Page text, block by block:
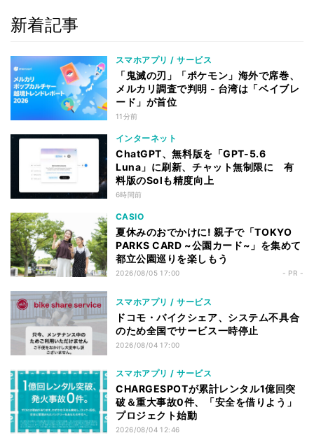
新着記事
スマホアプリ / サービス
「鬼滅の刃」「ポケモン」海外で席巻、
メルカリ調査で判明 - 台湾は「ベイブレ
ード」が首位
11分前
インターネット
ChatGPT、無料版を「GPT-5.6
Luna」に刷新、チャット無制限に 有
料版のSolも精度向上
6時間前
CASIO
夏休みのおでかけに! 親子で「TOKYO
PARKS CARD ~公園カード~」を集めて
都立公園巡りを楽しもう
2026/08/05 17:00 - PR -
スマホアプリ / サービス
ドコモ・バイクシェア、システム不具合
のため全国でサービス一時停止
2026/08/04 17:00
スマホアプリ / サービス
CHARGESPOTが累計レンタル1億回突
破＆重大事故0件、「安全を借りよう」
プロジェクト始動
2026/08/04 12:46